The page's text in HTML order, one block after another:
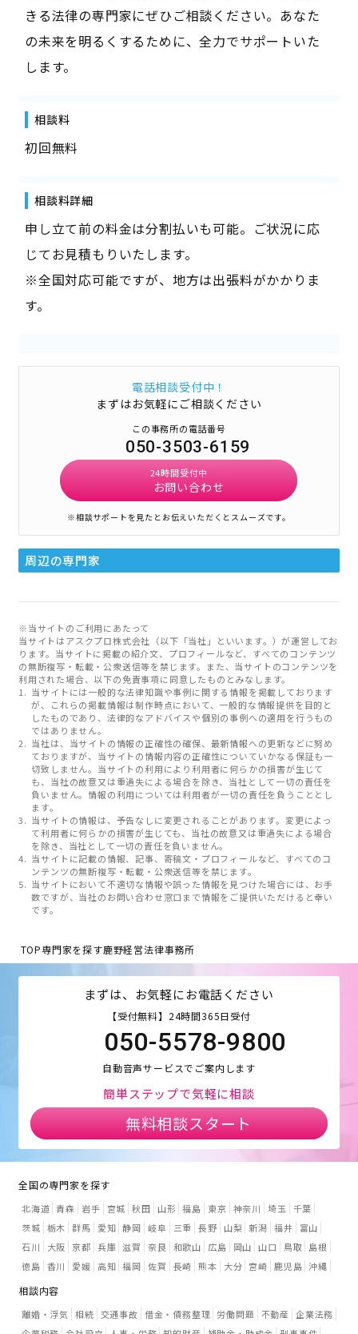
きる法律の専門家にぜひご相談ください。あなた
の未来を明るくするために、全力でサポートいた
します。
相談料
初回無料
相談料詳細
申し立て前の料金は分割払いも可能。ご状況に応
じてお見積もりいたします。
※全国対応可能ですが、地方は出張料がかかりま
す。
電話相談受付中！
まずはお気軽にご相談ください
この事務所の電話番号
050-3503-6159
24時間受付中
お問い合わせ
※相談サポートを見たとお伝えいただくとスムーズです。
周辺の専門家
※当サイトのご利用にあたって
当サイトはアスクプロ株式会社（以下「当社」といいます。）が運営してお
ります。当サイトに掲載の紹介文、プロフィールなど、すべてのコンテンツ
の無断複写・転載・公衆送信等を禁じます。また、当サイトのコンテンツを
利用された場合、以下の免責事項に同意したものとみなします。
当サイトには一般的な法律知識や事例に関する情報を掲載しております
が、これらの掲載情報は制作時点において、一般的な情報提供を目的と
したものであり、法律的なアドバイスや個別の事例への適用を行うもの
ではありません。
当社は、当サイトの情報の正確性の確保、最新情報への更新などに努め
ておりますが、当サイトの情報内容の正確性についていかなる保証も一
切致しません。当サイトの利用により利用者に何らかの損害が生じて
も、当社の故意又は重過失による場合を除き、当社として一切の責任を
負いません。情報の利用については利用者が一切の責任を負うこととし
ます。
当サイトの情報は、予告なしに変更されることがあります。変更によっ
て利用者に何らかの損害が生じても、当社の故意又は重過失による場合
を除き、当社として一切の責任を負いません。
当サイトに記載の情報、記事、寄稿文・プロフィールなど、すべてのコ
ンテンツの無断複写・転載・公衆送信等を禁じます。
当サイトにおいて不適切な情報や誤った情報を見つけた場合には、お手
数ですが、当社のお問い合わせ窓口まで情報をご提供いただけると幸い
です。
TOP専門家を探す鹿野経営法律事務所
まずは、お気軽にお電話ください
【受付無料】24時間365日受付
050-5578-9800
自動音声サービスでご案内します
簡単ステップで気軽に相談
無料相談スタート
全国の専門家を探す
北海道 青森 岩手 宮城 秋田 山形 福島 東京 神奈川 埼玉
千葉
茨城 栃木 群馬 愛知 静岡 岐阜 三重 長野 山梨 新潟 福井
富山
石川
大阪 京都 兵庫 滋賀 奈良 和歌山 広島 岡山 山口 鳥取
島根
徳島 香川 愛媛 高知 福岡 佐賀 長崎 熊本 大分 宮崎 鹿児島 沖縄
相談内容
離婚・浮気 相続 交通事故 借金・債務整理 労働問題 不動産 企業法務